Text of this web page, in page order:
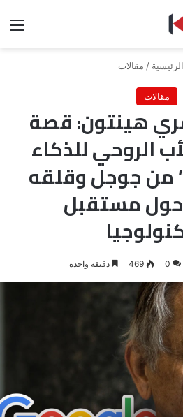
الرئيسية / مقالات
مقالات
هينتون: قصة
الروحي للذكاء
من جوجل وقلقه
حول مستقبل
0
469 دقيقة واحدة